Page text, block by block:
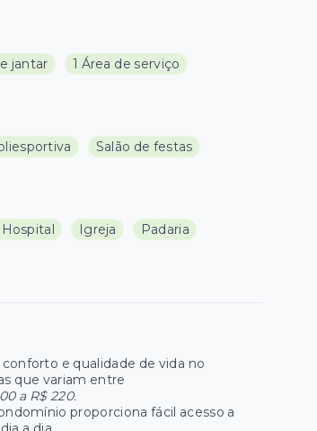
jantar 1 Área de serviço
Salão de festas
Hospital Igreja
Padaria
e qualidade de vida no
que variam entre
a R$ 220.
proporciona fácil acesso a